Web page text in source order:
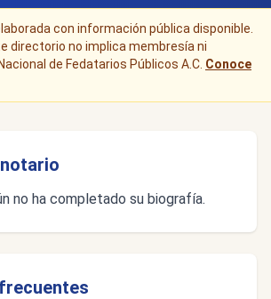
con información pública disponible.
directorio no implica membresía ni
de Fedatarios Públicos A.C. Conoce
no ha completado su biografía.